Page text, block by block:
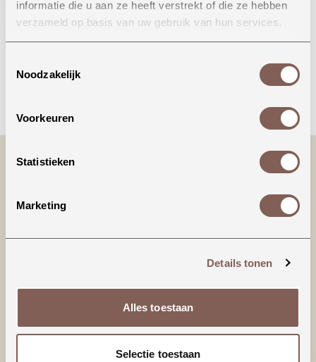
informatie die u aan ze heeft verstrekt of die ze hebben
verzameld op basis van uw gebruik van hun services.
Noodzakelijk
Voorkeuren
Statistieken
Marketing
Details tonen
Alles toestaan
Selectie toestaan
Onze winkel in Uden
Bekijk openingstijden
Productinformatie
95% Biologisch katoen
5% Elastaan